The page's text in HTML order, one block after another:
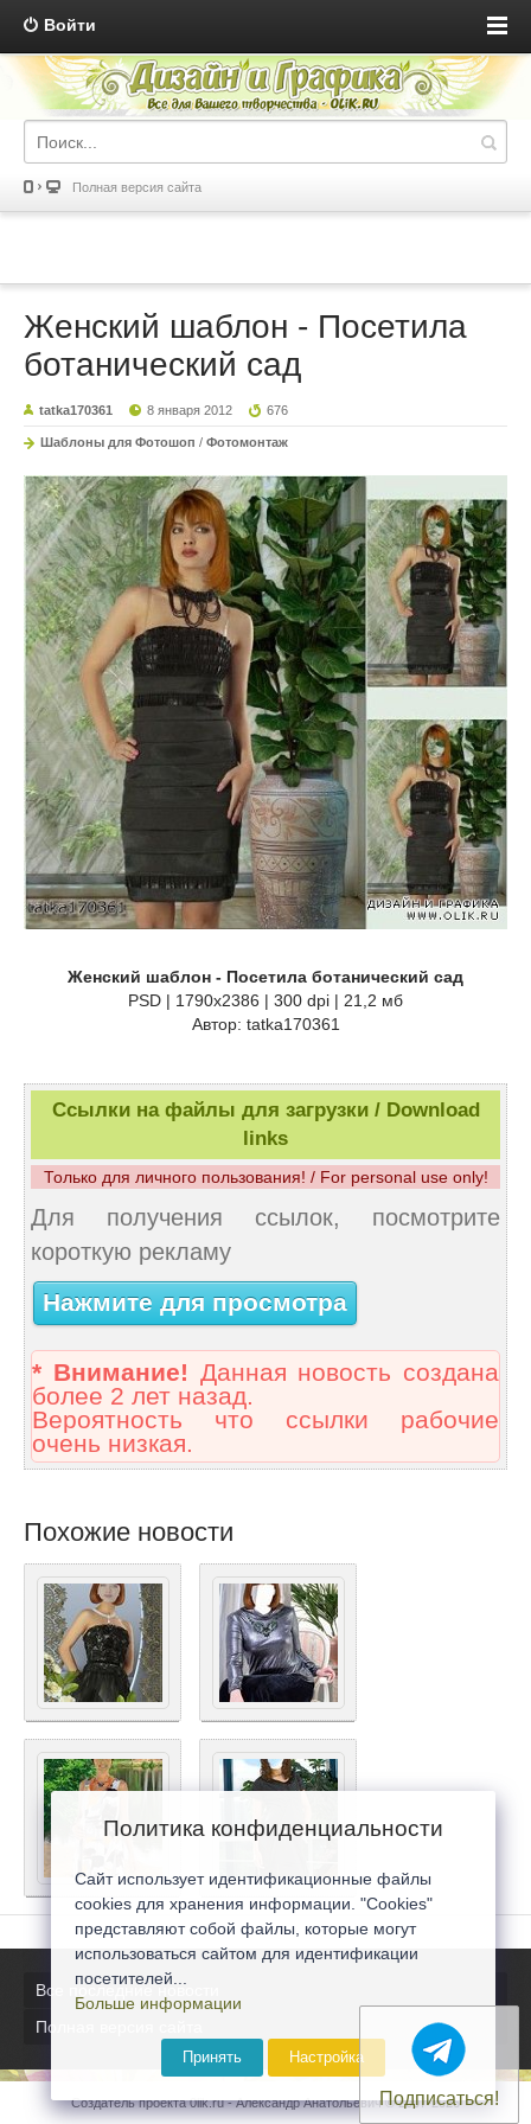
Войти
Полная версия сайта
Женский шаблон - Посетила
ботанический сад
tatka170361 8 января 2012 676
Шаблоны для Фотошоп / Фотомонтаж
Женский шаблон - Посетила ботанический сад
PSD | 1790x2386 | 300 dpi | 21,2 мб
Автор: tatka170361
Ссылки на файлы для загрузки / Download
links
Только для личного пользования! / For personal use only!
Для получения ссылок, посмотрите
короткую рекламу
Нажмите для просмотра
* Внимание! Данная новость создана
более 2 лет назад.
Вероятность что ссылки рабочие
очень низкая.
Похожие новости
Все последние новости
Полная версия сайта
Создатель проекта 0lik.ru - Александр Анатольевич © 2007-2026
Подписаться!
Политика конфиденциальности
Сайт использует идентификационные файлы
cookies для хранения информации. "Cookies"
представляют собой файлы, которые могут
использоваться сайтом для идентификации
посетителей...
Больше информации
Принять Настройка